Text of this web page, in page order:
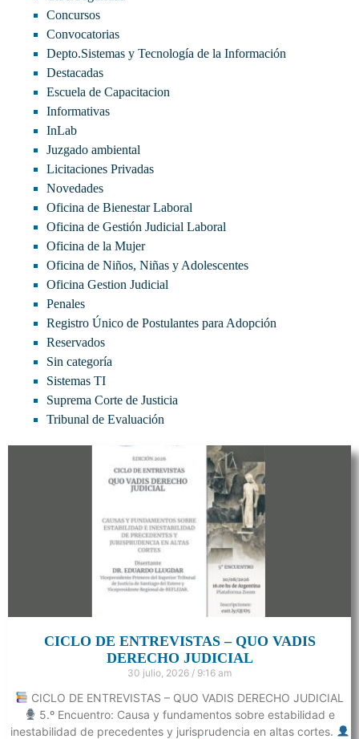
Concursos
Convocatorias
Depto.Sistemas y Tecnología de la Información
Destacadas
Escuela de Capacitacion
Informativas
InLab
Juzgado ambiental
Licitaciones Privadas
Novedades
Oficina de Bienestar Laboral
Oficina de Gestión Judicial Laboral
Oficina de la Mujer
Oficina de Niños, Niñas y Adolescentes
Oficina Gestion Judicial
Penales
Registro Único de Postulantes para Adopción
Reservados
Sin categoría
Sistemas TI
Suprema Corte de Justicia
Tribunal de Evaluación
CICLO DE ENTREVISTAS – QUO VADIS
DERECHO JUDICIAL
30 julio, 2026 9:16 am
CICLO DE ENTREVISTAS – QUO VADIS DERECHO JUDICIAL
5.º Encuentro: Causa y fundamentos sobre estabilidad e
inestabilidad de precedentes y jurisprudencia en altas cortes.